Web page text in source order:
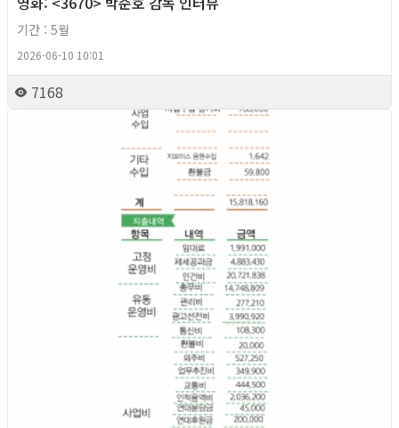
기간 : 5월
2026-06-10 10:01
7168